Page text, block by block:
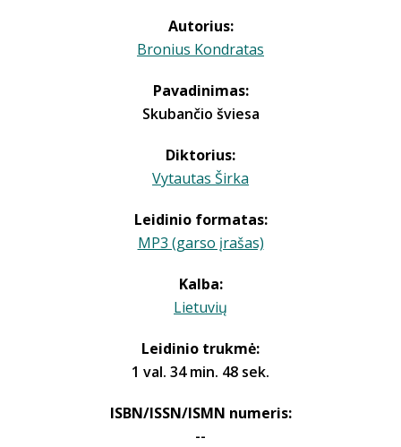
Autorius:
Bronius Kondratas
Pavadinimas:
Skubančio šviesa
Diktorius:
Vytautas Širka
Leidinio formatas:
MP3 (garso įrašas)
Kalba:
Lietuvių
Leidinio trukmė:
1 val. 34 min. 48 sek.
ISBN/ISSN/ISMN numeris:
--